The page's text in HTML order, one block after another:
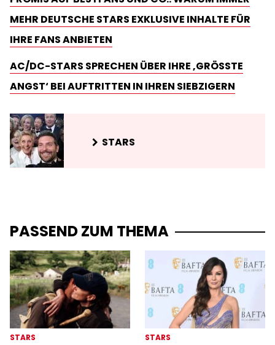
MEHR DEUTSCHE STARS EXKLUSIVE INHALTE FÜR
IHRE FANS ANBIETEN
AC/DC-STARS SPRECHEN ÜBER IHRE ‚GRÖSSTE A
NGST‘ BEI AUFTRITTEN IN IHREN SIEBZIGERN
STARS
PASSEND ZUM THEMA
STARS STARS